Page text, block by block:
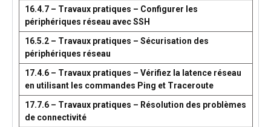
16.4.7 – Travaux pratiques – Configurer les
périphériques réseau avec SSH
16.5.2 – Travaux pratiques – Sécurisation des
périphériques réseau
17.4.6 – Travaux pratiques – Vérifiez la latence réseau
en utilisant les commandes Ping et Traceroute
17.7.6 – Travaux pratiques – Résolution des problèmes
de connectivité